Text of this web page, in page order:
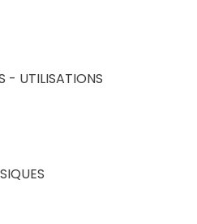
- UTILISATIONS